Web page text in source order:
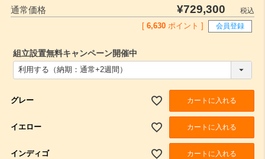
通常価格 ¥729,300
税込
6,630 ポイント ] 会員登録
組立設置無料キャンペーン開催中
グレー カートに入れる
イエロー カートに入れる
インディゴ カートに入れる